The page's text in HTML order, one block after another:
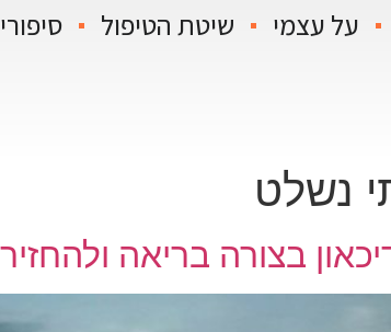
על עצמי שיטת הטיפול
נשלט
בצורה בריאה